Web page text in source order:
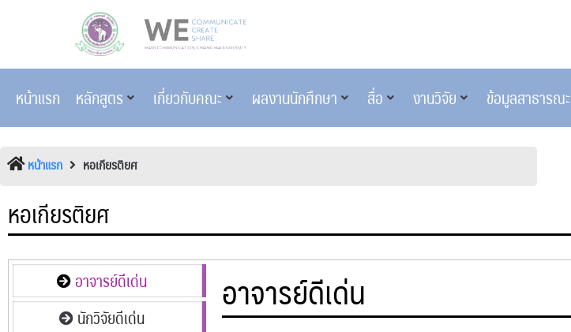
หน้าแรก หลักสูตร เกี่ยวกับคณะ ผลงานนักศึกษา สื่อ งานวิจัย ข้อมูลสาธารณะ
หน้าแรก หอเกียรติยศ
หอเกียรติยศ
อาจารย์ดีเด่น
นักวิจัยดีเด่น
อาจารย์ดีเด่น